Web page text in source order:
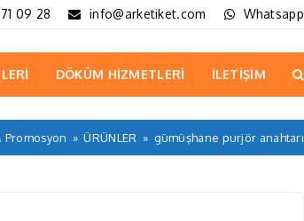
09 28 info@arketiket.com Whatsapp
DÖKÜM HİZMETLERİ İLETİŞİM
Promosyon » ÜRÜNLER » gümüşhane purjör anahtarı